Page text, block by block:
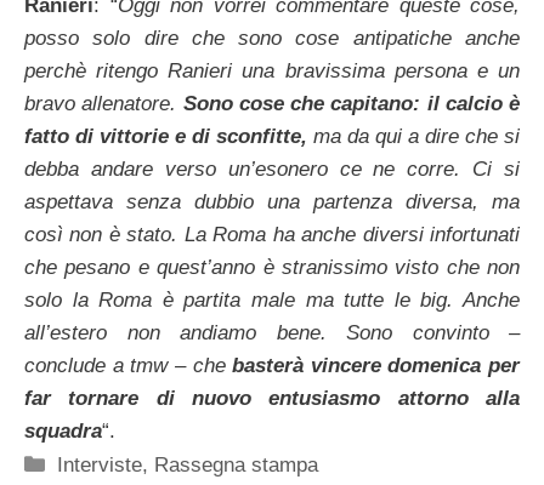
Ranieri: “Oggi non vorrei commentare queste cose,
posso solo dire che sono cose antipatiche anche
perchè ritengo Ranieri una bravissima persona e un
bravo allenatore. Sono cose che capitano: il calcio è
fatto di vittorie e di sconfitte, ma da qui a dire che si
debba andare verso un’esonero ce ne corre. Ci si
aspettava senza dubbio una partenza diversa, ma
così non è stato. La Roma ha anche diversi infortunati
che pesano e quest’anno è stranissimo visto che non
solo la Roma è partita male ma tutte le big. Anche
all’estero non andiamo bene. Sono convinto –
conclude a tmw – chebasterà vincere domenica per
far tornare di nuovo entusiasmo attorno alla
squadra“.
Categorie
Interviste, Rassegna stampa